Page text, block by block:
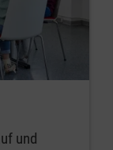
und